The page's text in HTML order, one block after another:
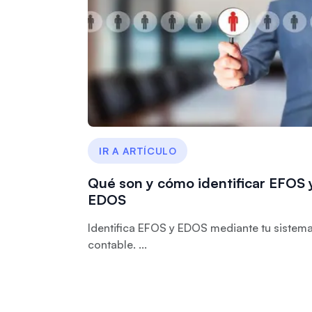
IR A ARTÍCULO
Qué son y cómo identificar EFOS
EDOS
Identifica EFOS y EDOS mediante tu
contable. ...